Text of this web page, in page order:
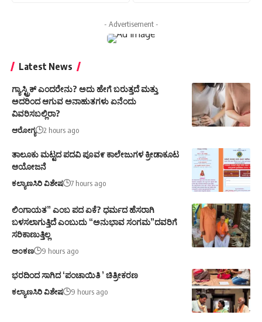
- Advertisement -
Latest News
ಗ್ಯಾಸ್ಟ್ರಿಕ್ ಎಂದರೇನು? ಅದು ಹೇಗೆ ಬರುತ್ತದೆ ಮತ್ತು
ಅದರಿಂದ ಆಗುವ ಅನಾಹುತಗಳು ಏನೆಂದು
ವಿವರಿಸಬಲ್ಲಿರಾ?
ಆರೋಗ್ಯ 2 hours ago
ತಾಲೂಕು ಮಟ್ಟದ ಪದವಿ ಪೂವ೯ ಕಾಲೇಜುಗಳ ಕ್ರೀಡಾಕೂಟ
ಆಯೋಜನೆ
ಕಲ್ಯಾಣಸಿರಿ ವಿಶೇಷ 7 hours ago
ಲಿಂಗಾಯತ” ಎಂಬ ಪದ ಏಕೆ? ಧರ್ಮದ ಹೆಸರಾಗಿ
ಬಳಸಲಾಗುತ್ತಿದೆ ಎಂಬುದು “ಅನುಭಾವ ಸಂಗಮ”ದವರಿಗೆ
ಸರಿಕಾಣುತ್ತಿಲ್ಲ
ಅಂಕಣ 9 hours ago
ಭರದಿಂದ ಸಾಗಿದ ‘ಪಂಚಾಯಿತಿ ’ ಚಿತ್ರೀಕರಣ
ಕಲ್ಯಾಣಸಿರಿ ವಿಶೇಷ 9 hours ago